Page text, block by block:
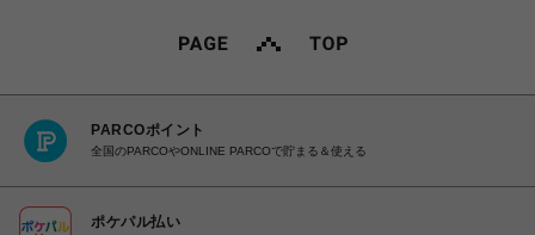
PARCOポイント
全国のPARCOやONLINE PARCOで貯まる＆使える
ポケパル払い